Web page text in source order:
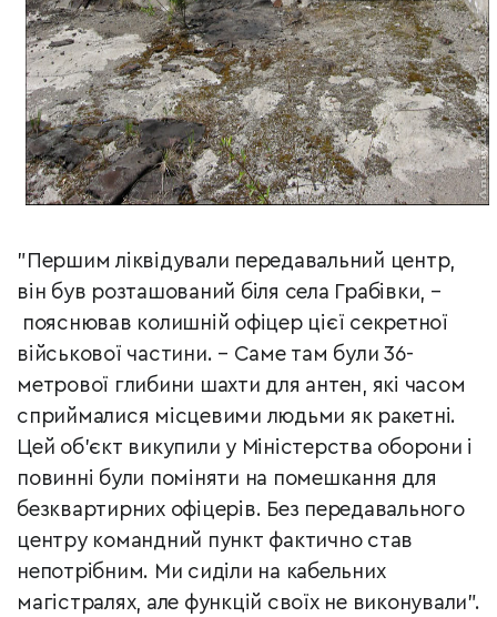
"Першим ліквідували передавальний центр,
він був розташований біля села Грабівки, –
пояснював колишній офіцер цієї секретної
військової частини. – Саме там були 36-
метрової глибини шахти для антен, які часом
сприймалися місцевими людьми як ракетні.
Цей об’єкт викупили у Міністерства оборони і
повинні були поміняти на помешкання для
безквартирних офіцерів. Без передавального
центру командний пункт фактично став
непотрібним. Ми сиділи на кабельних
магістралях, але функцій своїх не виконували".